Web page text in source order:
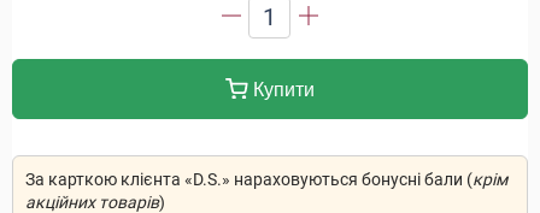
1
Купити
За карткою клієнта «D.S.» нараховуються бонусні бали (крім
акційних товарів)